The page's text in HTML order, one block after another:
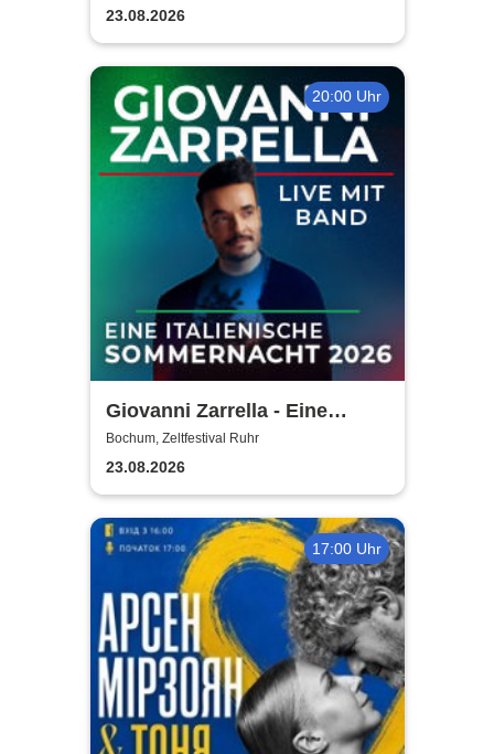
23.08.2026
20:00 Uhr
Giovanni Zarrella - Eine
italienische Sommernacht -
Live mit Band
Bochum, Zeltfestival Ruhr
23.08.2026
17:00 Uhr